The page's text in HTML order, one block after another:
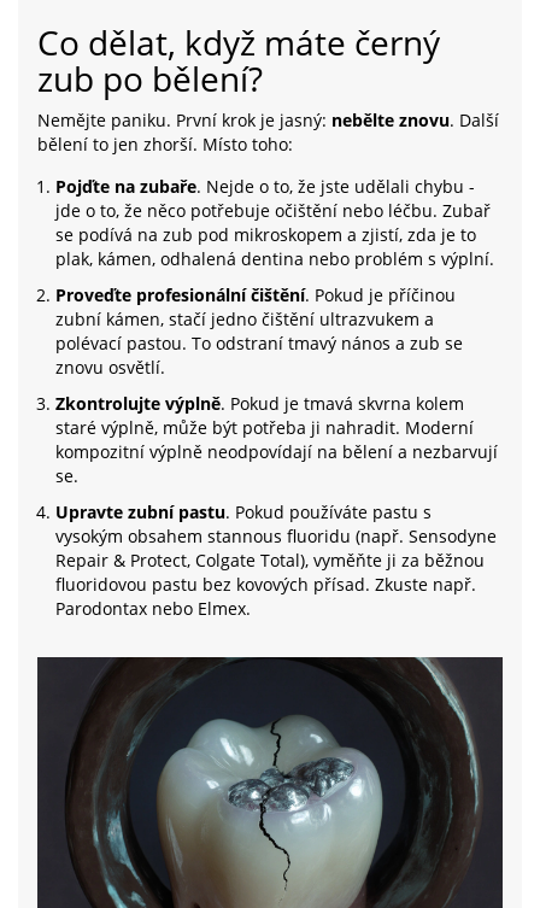
Co dělat, když máte černý
zub po bělení?
Nemějte paniku. První krok je jasný: nebělte znovu. Další
bělení to jen zhorší. Místo toho:
Pojďte na zubaře. Nejde o to, že jste udělali chybu -
jde o to, že něco potřebuje očištění nebo léčbu. Zubař
se podívá na zub pod mikroskopem a zjistí, zda je to
plak, kámen, odhalená dentina nebo problém s výplní.
Proveďte profesionální čištění. Pokud je příčinou
zubní kámen, stačí jedno čištění ultrazvukem a
polévací pastou. To odstraní tmavý nános a zub se
znovu osvětlí.
Zkontrolujte výplně. Pokud je tmavá skvrna kolem
staré výplně, může být potřeba ji nahradit. Moderní
kompozitní výplně neodpovídají na bělení a nezbarvují
se.
Upravte zubní pastu. Pokud používáte pastu s
vysokým obsahem stannous fluoridu (např. Sensodyne
Repair & Protect, Colgate Total), vyměňte ji za běžnou
fluoridovou pastu bez kovových přísad. Zkuste např.
Parodontax nebo Elmex.